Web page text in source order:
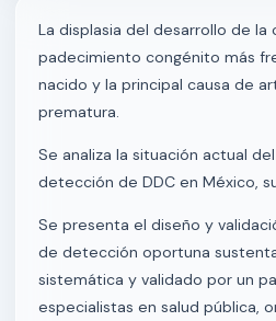
La displasia del desarrollo de la
padecimiento congénito más
nacido y la principal causa de
prematura.
Se analiza la situación actual
detección de DDC en México,
Se presenta el diseño y
de detección oportuna
sistemática y validado por un
especialistas en salud pública,